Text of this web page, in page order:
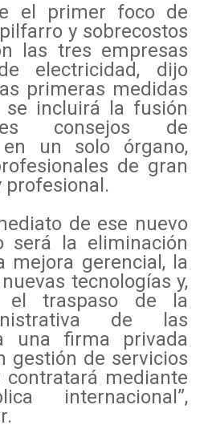
el primer foco de
y sobrecostos
las tres empresas
electricidad, dijo
primeras medidas
incluirá la fusión
consejos de
en un solo órgano,
de gran
profesional.
de ese nuevo
será la eliminación
mejora gerencial, la
tecnologías y,
el traspaso de la
de las
una firma privada
gestión de servicios
contratará mediante
internacional”,